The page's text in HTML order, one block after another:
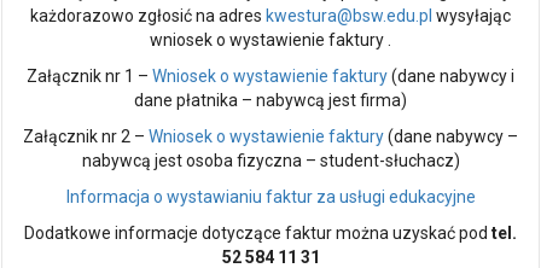
każdorazowo zgłosić na adres kwestura@bsw.edu.pl wysyłając
wniosek o wystawienie faktury .
Załącznik nr 1 – Wniosek o wystawienie faktury(dane nabywcy i
dane płatnika – nabywcą jest firma)
Załącznik nr 2 – Wniosek o wystawienie faktury(dane nabywcy –
nabywcą jest osoba fizyczna – student-słuchacz)
Informacja o wystawianiu faktur za usługi edukacyjne
Dodatkowe informacje dotyczące faktur można uzyskać pod tel.
52 584 11 31